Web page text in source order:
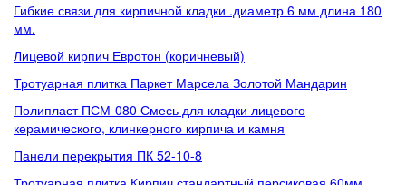
Гибкие связи для кирпичной кладки .диаметр 6 мм длина 180
мм.
Лицевой кирпич Евротон (коричневый)
Тротуарная плитка Паркет Марсела Золотой Мандарин
Полипласт ПСМ-080 Смесь для кладки лицевого
керамического, клинкерного кирпича и камня
Панели перекрытия ПК 52-10-8